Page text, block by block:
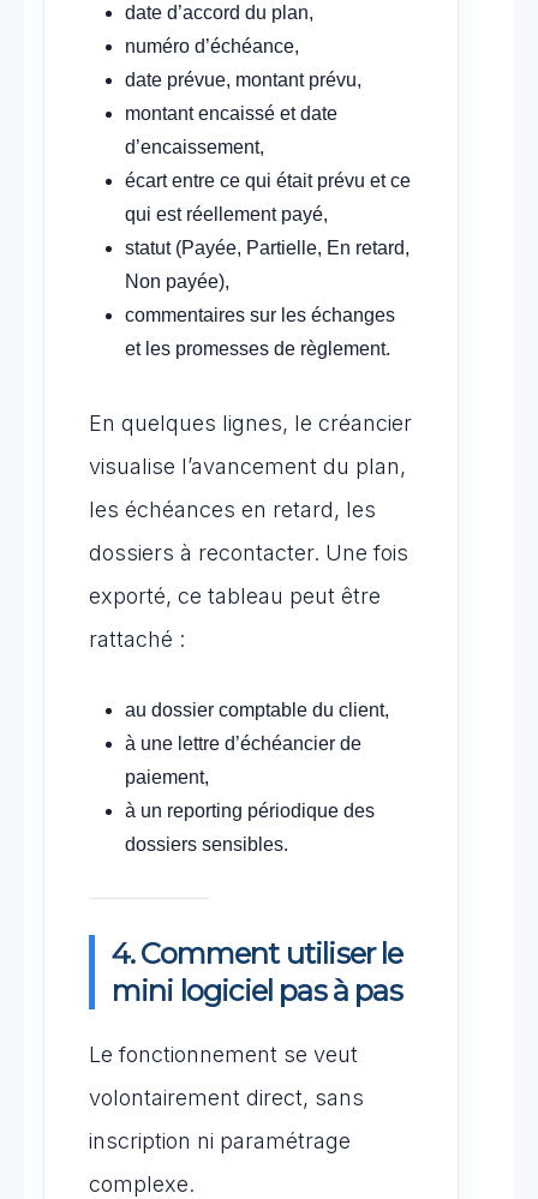
date d’accord du plan,
numéro d’échéance,
date prévue, montant prévu,
montant encaissé et date
d’encaissement,
écart entre ce qui était prévu et ce
qui est réellement payé,
statut (Payée, Partielle, En retard,
Non payée),
commentaires sur les échanges
et les promesses de règlement.
En quelques lignes, le créancier
visualise l’avancement du plan,
les échéances en retard, les
dossiers à recontacter. Une fois
exporté, ce tableau peut être
rattaché :
au dossier comptable du client,
à une lettre d’échéancier de
paiement,
à un reporting périodique des
dossiers sensibles.
4. Comment utiliser le
mini logiciel pas à pas
Le fonctionnement se veut
volontairement direct, sans
inscription ni paramétrage
complexe.